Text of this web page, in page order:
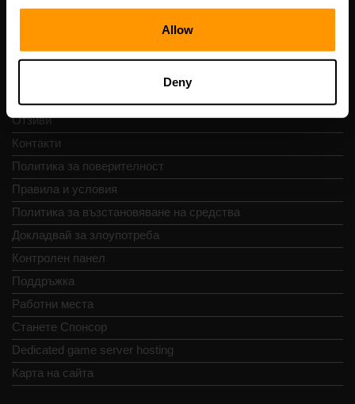
Allow
Deny
Отзиви
Контакти
Политика за поверителност
Правила и условия
Политика за възстановяване на средства
Докладвай за злоупотреба
Контролен панел
Поддръжка
Работни места
Станете Спонсор
Dedicated game server hosting
Карта на сайта